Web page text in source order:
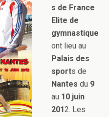
s de France
Elite de
gymnastique
ont lieu au
Palais des
sports de
Nantes du 9
au 10 juin
2012. Les